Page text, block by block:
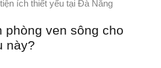
ích thiết yếu tại Đà Nẵng
phòng ven sông cho
này?